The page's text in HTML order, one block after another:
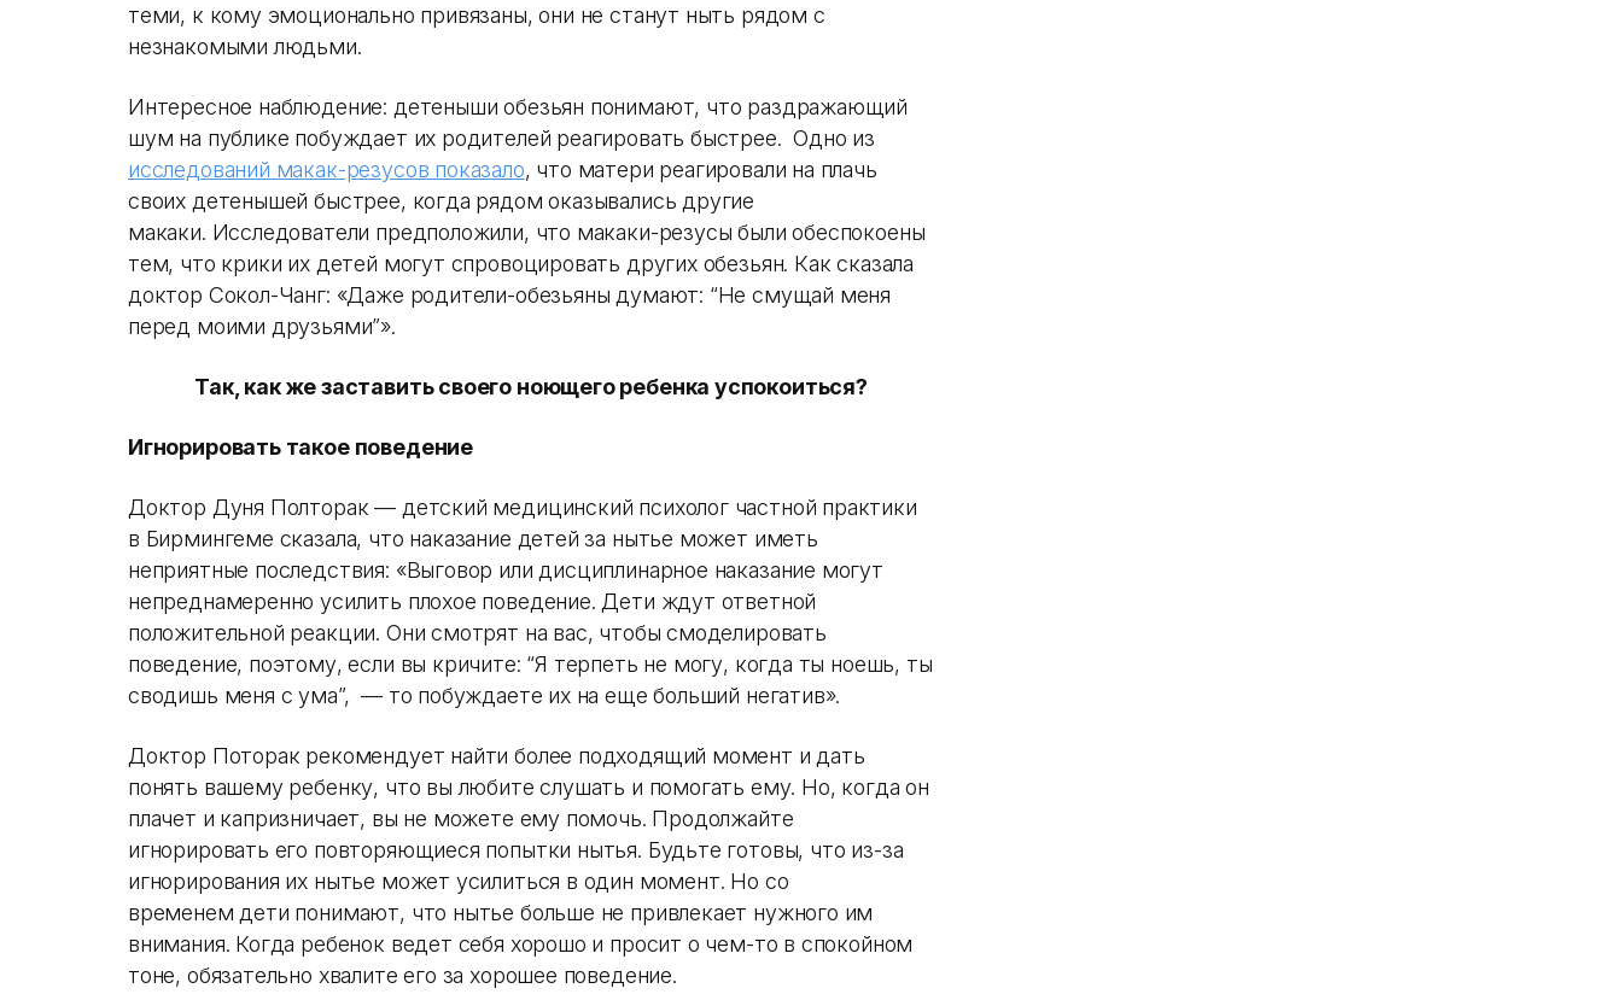
теми, к кому эмоционально привязаны, они не станут ныть рядом с
незнакомыми людьми.
Интересное наблюдение: детеныши обезьян понимают, что раздражающий
шум на публике побуждает их родителей реагировать быстрее. Одно из
исследований макак-резусов показало, что матери реагировали на плачь
своих детенышей быстрее, когда рядом оказывались другие
макаки. Исследователи предположили, что макаки-резусы были обеспокоены
тем, что крики их детей могут спровоцировать других обезьян. Как сказала
доктор Сокол-Чанг: «Даже родители-обезьяны думают: “Не смущай меня
перед моими друзьями”».
Так, как же заставить своего ноющего ребенка успокоиться?
Игнорировать такое поведение
Доктор Дуня Полторак — детский медицинский психолог частной практики
в Бирмингеме сказала, что наказание детей за нытье может иметь
неприятные последствия: «Выговор или дисциплинарное наказание могут
непреднамеренно усилить плохое поведение. Дети ждут ответной
положительной реакции. Они смотрят на вас, чтобы смоделировать
поведение, поэтому, если вы кричите: “Я терпеть не могу, когда ты ноешь, ты
сводишь меня с ума”, — то побуждаете их на еще больший негатив».
Доктор Поторак рекомендует найти более подходящий момент и дать
понять вашему ребенку, что вы любите слушать и помогать ему. Но, когда он
плачет и капризничает, вы не можете ему помочь. Продолжайте
игнорировать его повторяющиеся попытки нытья. Будьте готовы, что из-за
игнорирования их нытье может усилиться в один момент. Но со
временем дети понимают, что нытье больше не привлекает нужного им
внимания. Когда ребенок ведет себя хорошо и просит о чем-то в спокойном
тоне, обязательно хвалите его за хорошее поведение.